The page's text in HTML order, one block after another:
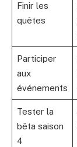
Finir les
quêtes
Participer
aux
événements
Tester la
bêta saison
4